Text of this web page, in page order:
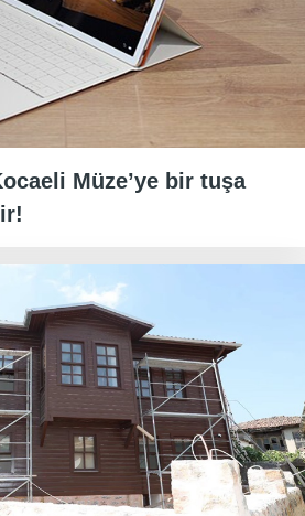
Müze’ye bir tuşa